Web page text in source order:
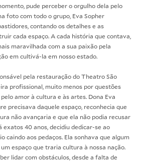
pude perceber o orgulho dela pelo
foto com todo o grupo, Eva Sopher
contando os detalhes e as
cada espaço. A cada história que contava,
maravilhada com a sua paixão pela
em cultivá-la em nosso estado.
pela restauração do Theatro São
profissional, muito menos por questões
amor à cultura e às artes. Dona Eva
precisava daquele espaço, reconhecia que
não avançaria e que ela não podia recusar
exatos 40 anos, decidiu dedicar-se ao
caindo aos pedaços. Ela sonhava que algum
espaço que traria cultura à nossa nação.
lidar com obstáculos, desde a falta de